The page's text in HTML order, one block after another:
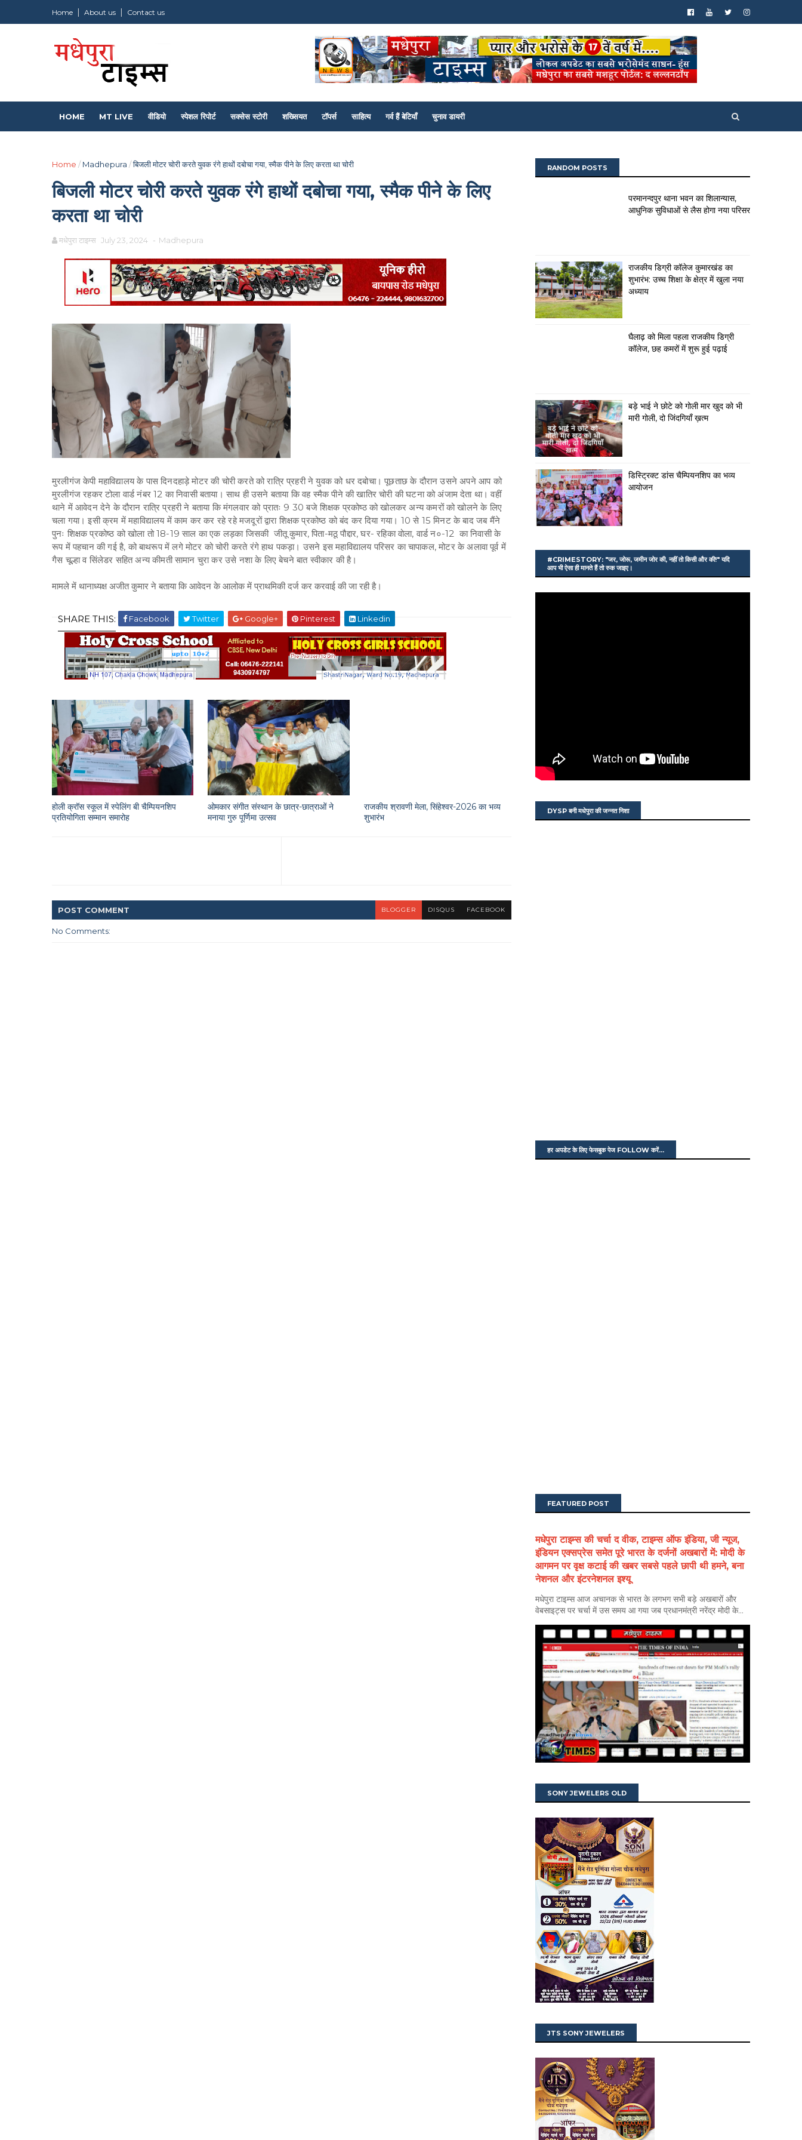
Home About us Contact us
HOME MT LIVE वीडियो स्पेशल रिपोर्ट सक्सेस स्टोरी शख्सियत टॉपर्स साहित्य गर्व हैं बेटियाँ चुनाव डायरी
Home / Madhepura /बिजली मोटर चोरी करते युवक रंगे हाथों दबोचा गया, स्मैक पीने के लिए करता था चोरी
बिजली मोटर चोरी करते युवक रंगे हाथों दबोचा गया, स्मैक पीने के लिए
करता था चोरी
मधेपुरा टाइम्स July 23, 2024 - Madhepura
मुरलीगंज केपी महाविद्यालय के पास दिनदहाड़े मोटर की चोरी करते को रात्रि प्रहरी ने युवक को धर दबोचा। पूछताछ के दौरान उसने अपने आप को
मुरलीगंज रहकर टोला वार्ड नंबर 12 का निवासी बताया। साथ ही उसने बताया कि वह स्मैक पीने की खातिर चोरी की घटना को अंजाम देता था। वहीं
थाने में आवेदन देने के दौरान रात्रि प्रहरी ने बताया कि मंगलवार को प्रातः 9 30 बजे शिक्षक प्रकोष्ठ को खोलकर अन्य कमरों को खोलने के लिए
चला गया। इसी क्रम में महाविद्यालय में काम कर कर रहे रहे मजदूरों द्वारा शिक्षक प्रकोष्ठ को बंद कर दिया गया। 10 से 15 मिनट के बाद जब मैंने
पुनः शिक्षक प्रकोष्ठ को खोला तो 18-19 साल का एक लड़का जिसकी जीतू कुमार, पिता-मठू पौद्दार, घर- रहिका वोला, वार्ड न०-12 का निवासी के
रूप में पहचान की गई है, को बाथरूप में लगे मोटर को चोरी करते रंगे हाथ पकड़ा। उसने इस महाविद्यालय परिसर का चापाकल, मोटर के अलावा पूर्व में
गैस चूल्हा व सिंलेडर सहित अन्य कीमती सामान चुरा कर उसे नशा के लिए बेचने बात स्वीकार की है।
मामले में थानाध्यक्ष अजीत कुमार ने बताया कि आवेदन के आलोक में प्राथमिकी दर्ज कर करवाई की जा रही है।
SHARE THIS: Facebook Twitter Google+ Pinterest Linkedin
होली क्रॉस स्कूल में स्पेलिंग बी चैम्पियनशिप
प्रतियोगिता सम्मान समारोह
ओमकार संगीत संस्थान के छात्र-छात्राओं ने
मनाया गुरु पूर्णिमा उत्सव
राजकीय श्रावणी मेला, सिंहेश्वर-2026 का भव्य
शुभारंभ
POST COMMENT BLOGGER DISQUS FACEBOOK
No Comments:
RANDOM POSTS
परमानन्दपुर थाना भवन का शिलान्यास,
आधुनिक सुविधाओं से लैस होगा नया परिसर
राजकीय डिग्री कॉलेज कुमारखंड का
शुभारंभ: उच्च शिक्षा के क्षेत्र में खुला नया
अध्याय
घैलाढ़ को मिला पहला राजकीय डिग्री
कॉलेज, छह कमरों में शुरू हुई पढ़ाई
बड़े भाई ने छोटे को गोली मार खुद को भी
मारी गोली, दो जिंदगियाँ ख़त्म
डिस्ट्रिक्ट डांस चैम्पियनशिप का भव्य
आयोजन
#CRIMESTORY: "जर, जोरू, जमीन जोर की, नहीं तो किसी और की!" यदि
आप भी ऐसा ही मानते हैं तो रुक जाइए।
DYSP बनी मधेपुरा की जन्नत निशा
हर अपडेट के लिए फेसबुक पेज FOLLOW करें...
FEATURED POST
मधेपुरा टाइम्स की चर्चा द वीक, टाइम्स ऑफ इंडिया, जी न्यूज,
इंडियन एक्सप्रेस समेत पूरे भारत के दर्जनों अखबारों में: मोदी के
आगमन पर वृक्ष कटाई की खबर सबसे पहले छापी थी हमने, बना
नेशनल और इंटरनेशनल इश्यू
मधेपुरा टाइम्स आज अचानक से भारत के लगभग सभी बड़े अखबारों और
वेबसाइट्स पर चर्चा में उस समय आ गया जब प्रधानमंत्री नरेंद्र मोदी के...
SONY JEWELERS OLD
JTS SONY JEWELERS